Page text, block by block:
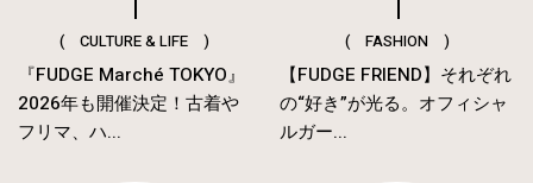
( CULTURE & LIFE )
『FUDGE Marché TOKYO』
2026年も開催決定！古着や
フリマ、ハ...
( FASHION )
【FUDGE FRIEND】それぞれ
の“好き”が光る。オフィシャ
ルガー...